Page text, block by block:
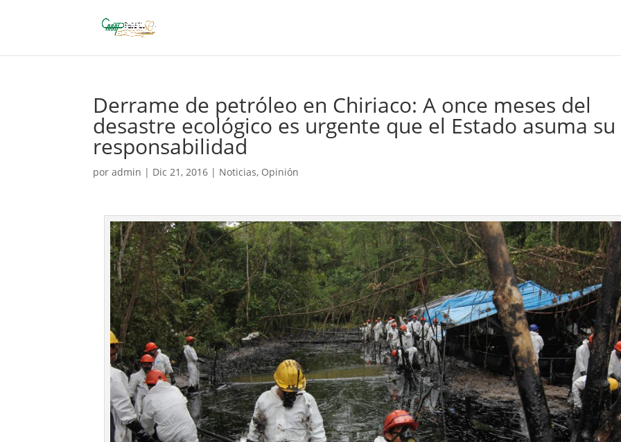
Derrame de petróleo en Chiriaco: A once meses del
desastre ecológico es urgente que el Estado asuma su
responsabilidad
poradmin | Dic 21, 2016 | Noticias, Opinión